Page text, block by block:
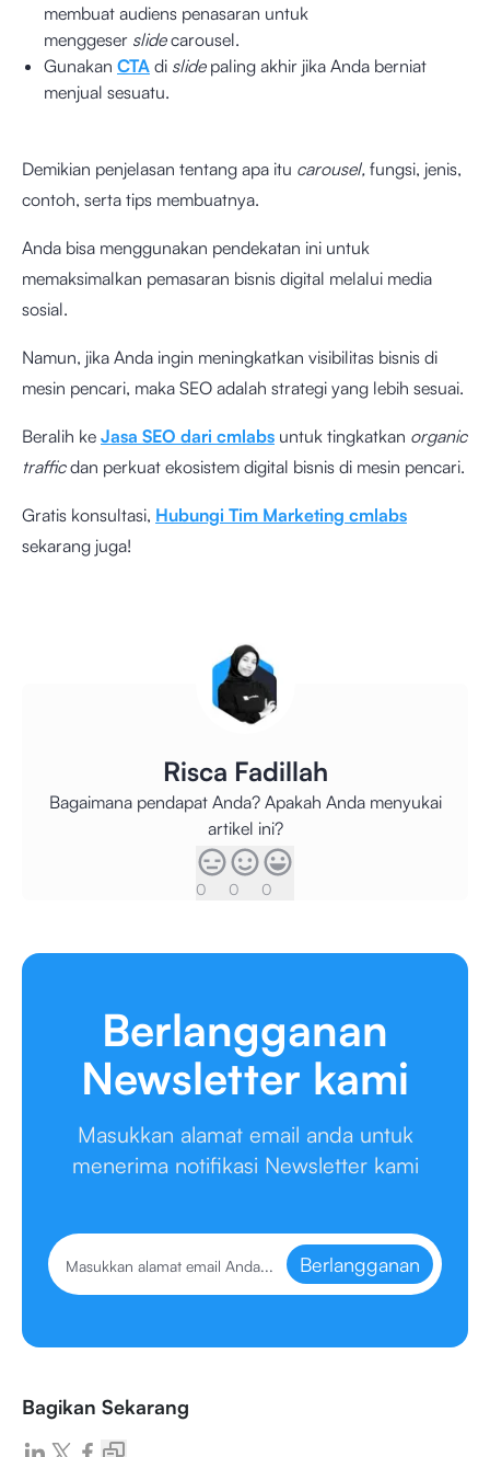
membuat audiens penasaran untuk
menggeser slidecarousel.
Gunakan CTA di slide paling akhir jika Anda berniat
menjual sesuatu.
Demikian penjelasan tentang apa itu carousel, fungsi, jenis,
contoh, serta tips membuatnya.
Anda bisa menggunakan pendekatan ini untuk
memaksimalkan pemasaran bisnis digital melalui media
sosial.
Namun, jika Anda ingin meningkatkan visibilitas bisnis di
mesin pencari, maka SEO adalah strategi yang lebih sesuai.
Beralih ke Jasa SEO dari cmlabs untuk tingkatkan organic
trafficdan perkuat ekosistem digital bisnis di mesin pencari.
Gratis konsultasi, Hubungi Tim Marketing cmlabs
sekarang juga!
Risca Fadillah
Bagaimana pendapat Anda? Apakah Anda menyukai
artikel ini?
0 0 0
Berlangganan
Newsletter kami
Masukkan alamat email anda untuk
menerima notifikasi Newsletter kami
Berlangganan
Bagikan Sekarang